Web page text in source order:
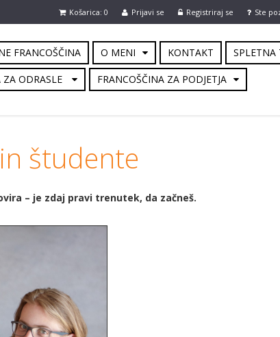
Prijavi se Registriraj se Ste
Košarica: 0
FRANCOŠČINA O MENI KONTAKT SPLETNA
ZA ODRASLE FRANCOŠČINA ZA PODJETJA
študente
– je zdaj pravi trenutek, da začneš.